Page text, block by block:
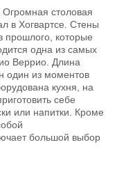
столовая
в Хогвартсе. Стены
которые
одна из самых
Веррио. Длина
один из моментов
кухня, на
себе
или напитки. Кроме
большой выбор